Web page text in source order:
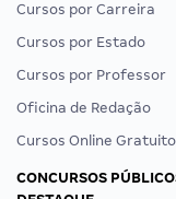
Cursos por Carreira
Cursos por Estado
Cursos por Professor
Oficina de Redação
Cursos Online
CONCURSOS